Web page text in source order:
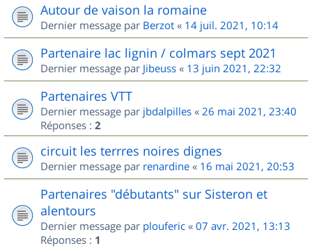
Autour de vaison la romaine
Dernier message par Berzot « 14 juil. 2021, 10:14
Partenaire lac lignin / colmars sept 2021
Dernier message par Jibeuss « 13 juin 2021, 22:32
Partenaires VTT
Dernier message par jbdalpilles « 26 mai 2021, 23:40
Réponses : 2
circuit les terrres noires dignes
Dernier message par renardine « 16 mai 2021, 20:53
Partenaires "débutants" sur Sisteron et
alentours
Dernier message par plouferic « 07 avr. 2021, 13:13
Réponses : 1